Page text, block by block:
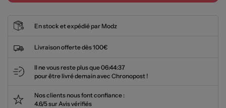
En stock et expédié par Modz
Livraison offerte dès 100€
Il ne vous reste plus que06:44:36
pour être livré demain avec Chronopost !
Nos clients nous font confiance :
4.6/5 sur Avis vérifiés